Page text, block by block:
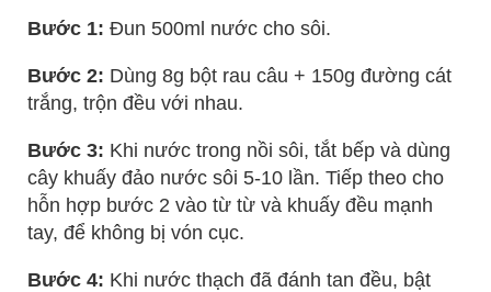
Bước 1: Đun 500ml nước cho sôi.
Bước 2: Dùng 8g bột rau câu + 150g đường cát
trắng, trộn đều với nhau.
Bước 3: Khi nước trong nồi sôi, tắt bếp và dùng
cây khuấy đảo nước sôi 5-10 lần. Tiếp theo cho
hỗn hợp bước 2 vào từ từ và khuấy đều mạnh
tay, để không bị vón cục.
Bước 4: Khi nước thạch đã đánh tan đều, bật